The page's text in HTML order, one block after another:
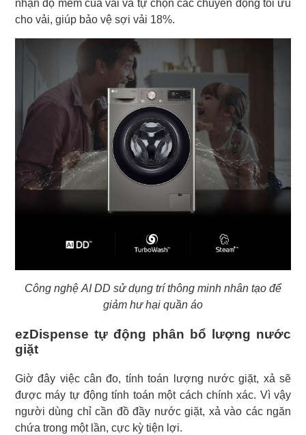
nhận độ mềm của vải và tự chọn các chuyển động tối ưu
cho vải, giúp bảo vệ sợi vải 18%.
Công nghệ AI DD sử dụng trí thông minh nhân tạo để
giảm hư hại quần áo
ezDispense tự động phân bổ lượng nước
giặt
Giờ đây việc cân đo, tính toán lượng nước giặt, xả sẽ
được máy tự động tính toán một cách chính xác. Vì vậy
người dùng chỉ cần đồ đầy nước giặt, xả vào các ngăn
chứa trong một lần, cực kỳ tiện lợi.